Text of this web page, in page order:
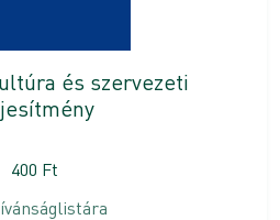
és szervezeti
400 Ft